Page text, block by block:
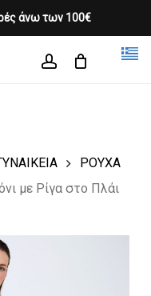
άνω των 100€
CLOSE
CART
ΡΟΥΧΑ
με Ρίγα στο Πλάι
Close